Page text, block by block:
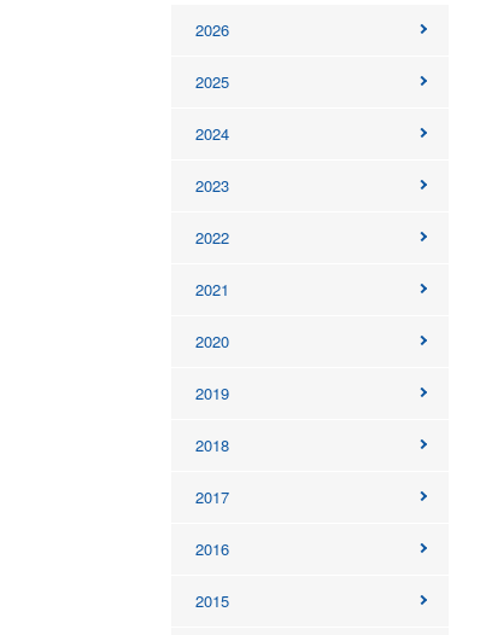
2026
2025
2024
2023
2022
2021
2020
2019
2018
2017
2016
2015